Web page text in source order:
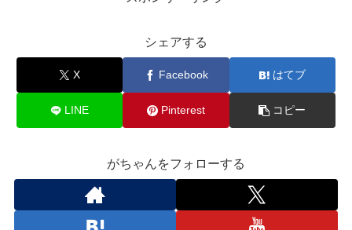
シェアする
X Facebook はてブ
LINE Pinterest コピー
がちゃんをフォローする